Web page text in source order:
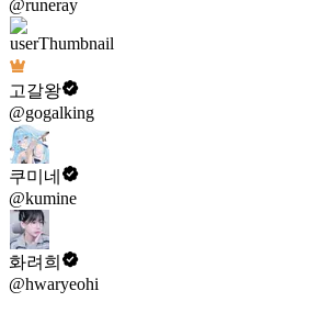
@runeray
고갈왕
@gogalking
쿠미네
@kumine
화려희
@hwaryeohi